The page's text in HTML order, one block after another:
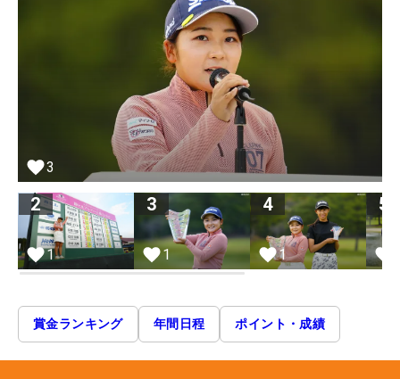
3
2
1
3
1
4
1
5
賞金ランキング 年間日程 ポイント・成績